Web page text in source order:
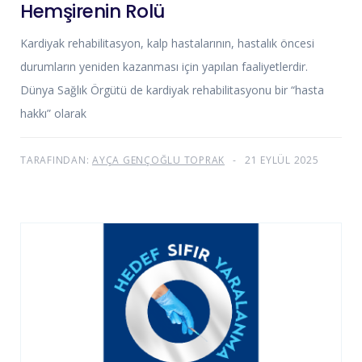
Hemşirenin Rolü
Kardiyak rehabilitasyon, kalp hastalarının, hastalık öncesi
durumların yeniden kazanması için yapılan faaliyetlerdir.
Dünya Sağlık Örgütü de kardiyak rehabilitasyonu bir “hasta
hakkı” olarak
TARAFINDAN: AYÇA GENÇOĞLU TOPRAK 21 EYLÜL 2025